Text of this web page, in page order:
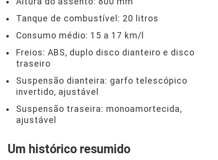
Tanque de combustível: 20 litros
Consumo médio: 15 a 17 km/l
Freios: ABS, duplo disco dianteiro e disco
traseiro
Suspensão dianteira: garfo telescópico
invertido, ajustável
Suspensão traseira: monoamortecida,
ajustável
Um histórico resumido